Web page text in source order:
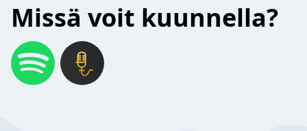
Missä voit kuunnella?